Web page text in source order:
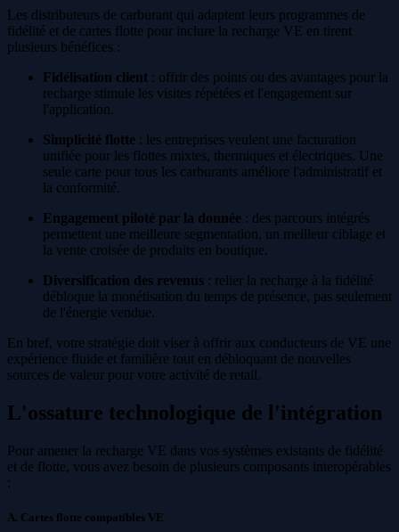
Les distributeurs de carburant qui adaptent leurs programmes de
fidélité et de cartes flotte pour inclure la recharge VE en tirent
plusieurs bénéfices :
Fidélisation client : offrir des points ou des avantages pour la
recharge stimule les visites répétées et l'engagement sur
l'application.
Simplicité flotte : les entreprises veulent une facturation
unifiée pour les flottes mixtes, thermiques et électriques. Une
seule carte pour tous les carburants améliore l'administratif et
la conformité.
Engagement piloté par la donnée : des parcours intégrés
permettent une meilleure segmentation, un meilleur ciblage et
la vente croisée de produits en boutique.
Diversification des revenus : relier la recharge à la fidélité
débloque la monétisation du temps de présence, pas seulement
de l'énergie vendue.
En bref, votre stratégie doit viser à offrir aux conducteurs de VE une
expérience fluide et familière tout en débloquant de nouvelles
sources de valeur pour votre activité de retail.
L'ossature technologique de l'intégration
Pour amener la recharge VE dans vos systèmes existants de fidélité
et de flotte, vous avez besoin de plusieurs composants interopérables
:
A. Cartes flotte compatibles VE